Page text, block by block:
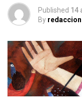
Published 14
By redaccion